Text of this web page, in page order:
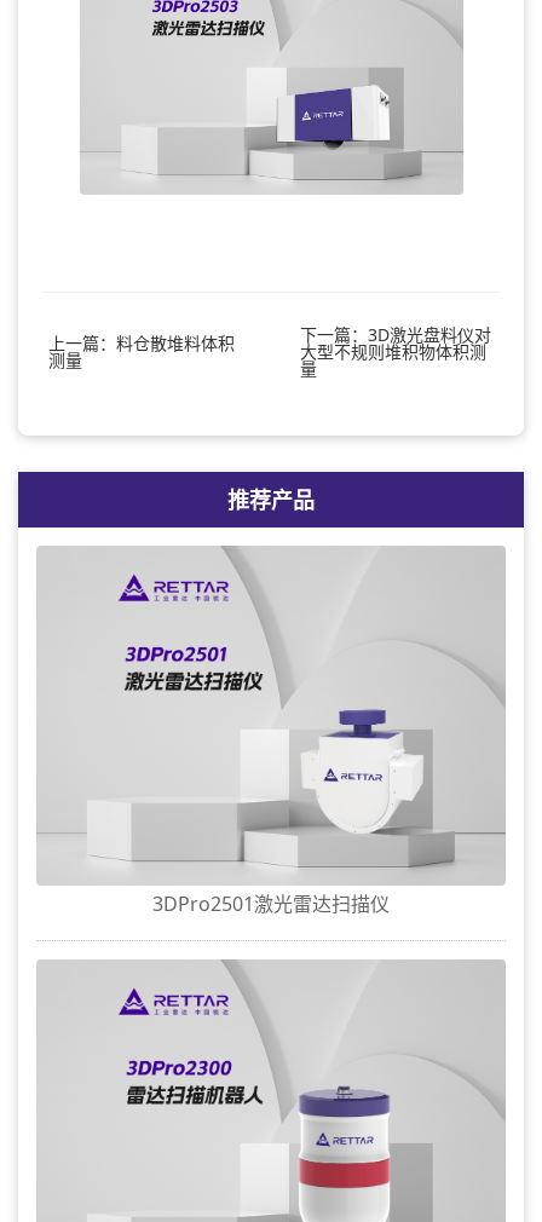
上一篇：料仓散堆料体积
测量
下一篇：3D激光盘料仪对
大型不规则堆积物体积测
量
推荐产品
3DPro2501激光雷达扫描仪